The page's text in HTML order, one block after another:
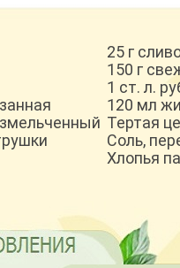
25 г
150 г
1 ст. л.
120 мл
Тертая
Соль,
Хлопья